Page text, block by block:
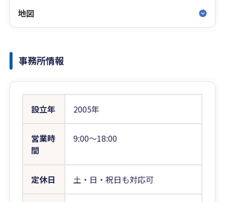
地図
事務所情報
設立年 2005年
営業時
間
9:00〜18:00
定休日 土・日・祝日も対応可